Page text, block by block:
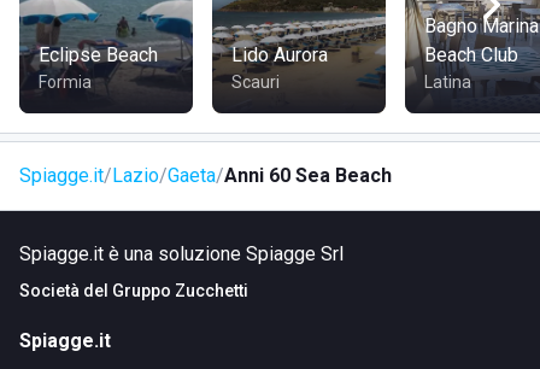
indicazioni per Via Flacca a Gaeta.
Con i mezzi pubblici:
raggiungi Gaeta con i collegamenti
ferroviari o autobus disponibili e prosegui verso Via Flacca.
raggiungibile con una passeggiata seguendo la viabilità
locale verso la spiaggia.
Eclipse Beach
Formia
Lido Aurora
Scauri
Bagno Marina
Beach Club
Latina
Spiagge.it Lazio Gaeta Anni 60 Sea Beach
Spiagge.it è una soluzione Spiagge Srl
Società del Gruppo Zucchetti
Spiagge.it